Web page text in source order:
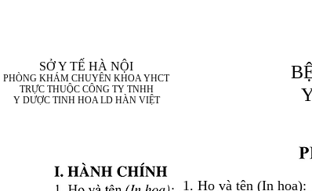
SỞ Y TẾ HÀ NỘI
PHÒNG KHÁM CHUYÊN KHOA YHCT
TRỰC THUỘC CÔNG TY TNHH
Y DƯỢC TINH HOA LD HÀN VIỆT
1. Họ và tên (In hoa):